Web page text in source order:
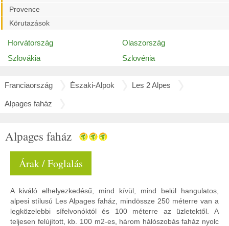
Provence
Körutazások
Horvátország
Olaszország
Szlovákia
Szlovénia
Franciaország Északi-Alpok Les 2 Alpes
Alpages faház
Alpages faház
Árak / Foglalás
A kiváló elhelyezkedésű, mind kívül, mind belül hangulatos,
alpesi stílusú Les Alpages faház, mindössze 250 méterre van a
legközelebbi sífelvonóktól és 100 méterre az üzletektől. A
teljesen felújított, kb. 100 m2-es, három hálószobás faház nyolc